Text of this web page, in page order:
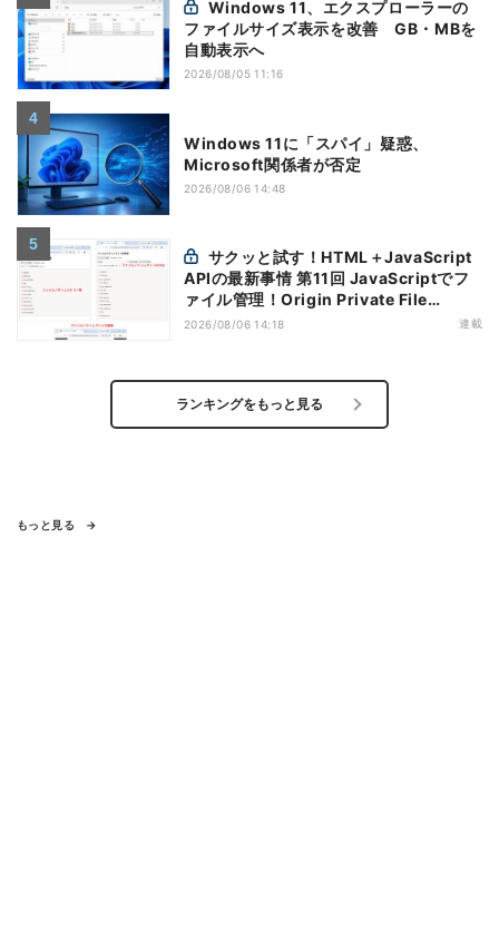
ファイルサイズ表示を改善 GB・MBを
自動表示へ
2026/08/05 11:16
Windows 11に「スパイ」疑惑、
Microsoft関係者が否定
2026/08/06 14:48
APIの最新事情 第11回 JavaScriptでフ
ァイル管理！Origin Private File
Systemを活用する
2026/08/06 14:18 連載
ランキングをもっと見る
もっと見る